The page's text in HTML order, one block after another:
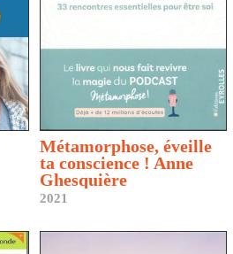
Métamorphose, éveille
ta conscience ! Anne
Ghesquière
2021